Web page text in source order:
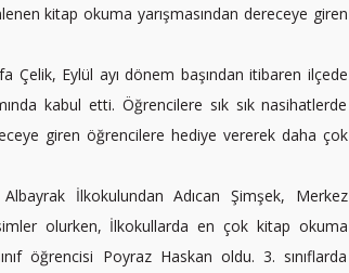
kitap okuma yarışmasından dereceye giren
Çelik, Eylül ayı dönem başından itibaren ilçede
kabul etti. Öğrencilere sık sık nasihatlerde
giren öğrencilere hediye vererek daha çok
İlkokulundan Adıcan Şimşek, Merkez
olurken, İlkokullarda en çok kitap okuma
öğrencisi Poyraz Haskan oldu. 3. sınıflarda